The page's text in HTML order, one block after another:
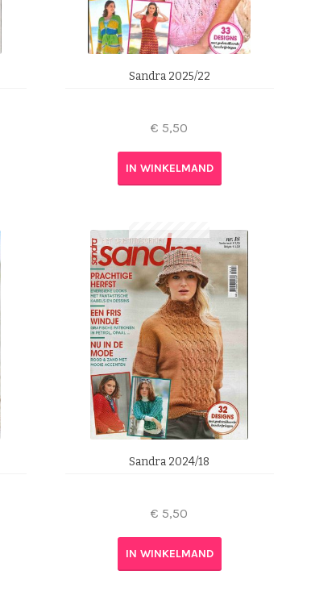
Sandra 2025/22
€ 5,50
IN WINKELMAND
Sandra 2024/18
€ 5,50
IN WINKELMAND